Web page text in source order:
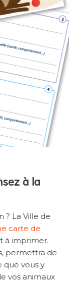
à la
? La Ville de
carte de
à imprimer.
permettra de
que vous y
vos animaux